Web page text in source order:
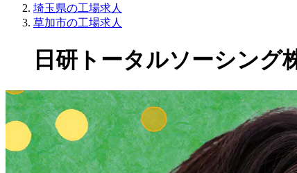
埼玉県の工場求人
草加市の工場求人
日研トータルソーシング